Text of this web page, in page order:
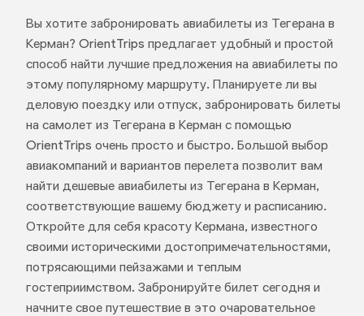
Вы хотите забронировать авиабилеты из Тегерана в
Керман? OrientTrips предлагает удобный и простой
способ найти лучшие предложения на авиабилеты по
этому популярному маршруту. Планируете ли вы
деловую поездку или отпуск, забронировать билеты
на самолет из Тегерана в Керман с помощью
OrientTrips очень просто и быстро. Большой выбор
авиакомпаний и вариантов перелета позволит вам
найти дешевые авиабилеты из Тегерана в Керман,
соответствующие вашему бюджету и расписанию.
Откройте для себя красоту Кермана, известного
своими историческими достопримечательностями,
потрясающими пейзажами и теплым
гостеприимством. Забронируйте билет сегодня и
начните свое путешествие в это очаровательное